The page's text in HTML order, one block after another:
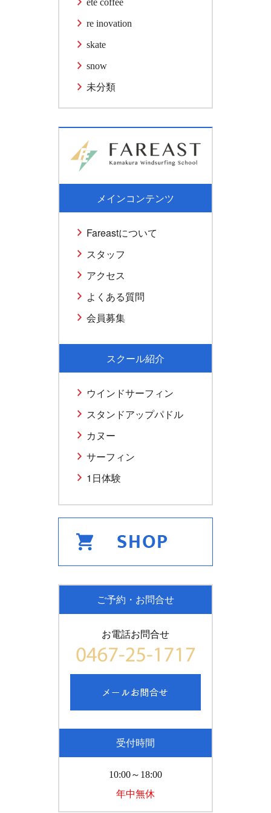
ete coffee
re inovation
skate
snow
未分類
メインコンテンツ
Fareastについて
スタッフ
アクセス
よくある質問
会員募集
スクール紹介
ウインドサーフィン
スタンドアップパドル
カヌー
サーフィン
1日体験
ご予約・お問合せ
お電話お問合せ
受付時間
10:00～18:00
年中無休